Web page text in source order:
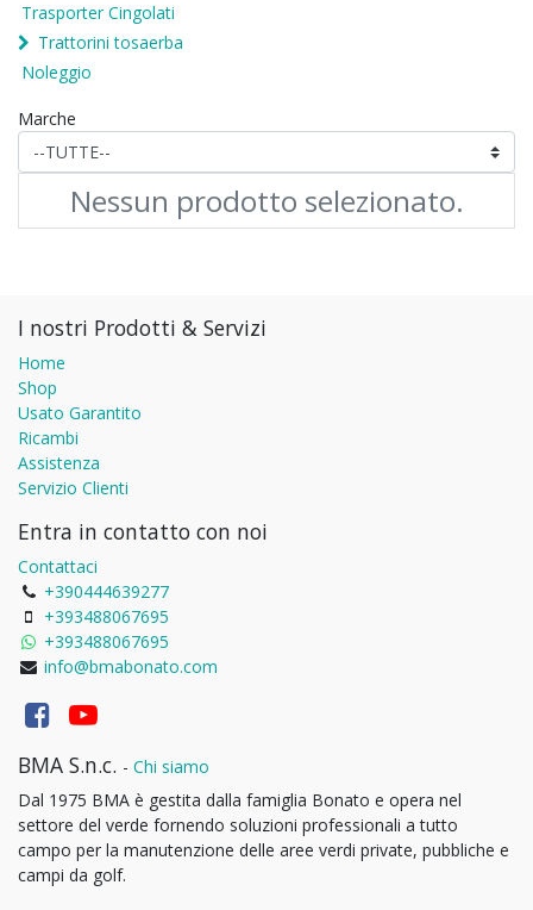
Trasporter Cingolati
Trattorini tosaerba
Noleggio
Marche
Nessun prodotto selezionato.
I nostri Prodotti & Servizi
Home
Shop
Usato Garantito
Ricambi
Assistenza
Servizio Clienti
Entra in contatto con noi
Contattaci
+390444639277
+393488067695
+393488067695
info@bmabonato.com
BMA S.n.c. - Chi siamo
Dal 1975 BMA è gestita dalla famiglia Bonato e opera nel
settore del verde fornendo soluzioni professionali a tutto
campo per la manutenzione delle aree verdi private, pubbliche e
campi da golf.